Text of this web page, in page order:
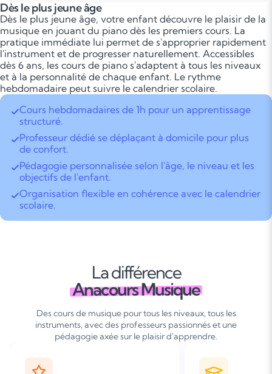
Dès le plus jeune âge
Dès le plus jeune âge, votre enfant découvre le plaisir de la
musique en jouant du piano dès les premiers cours. La
pratique immédiate lui permet de s'approprier rapidement
l'instrument et de progresser naturellement. Accessibles
dès 6 ans, les cours de piano s'adaptent à tous les niveaux
et à la personnalité de chaque enfant. Le rythme
hebdomadaire peut suivre le calendrier scolaire.
Cours hebdomadaires de 1h pour un apprentissage
structuré.
Professeur dédié se déplaçant à domicile pour plus
de confort.
Pédagogie personnalisée selon l'âge, le niveau et les
objectifs de l'enfant.
Organisation flexible en cohérence avec le calendrier
scolaire.
La différence
Anacours Musique
Des cours de musique pour tous les niveaux, tous les
instruments, avec des professeurs passionnés et une
pédagogie axée sur le plaisir d'apprendre.